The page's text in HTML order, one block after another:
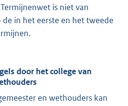
is niet van
de in het eerste en het tweede
door het college van
en wethouders kan